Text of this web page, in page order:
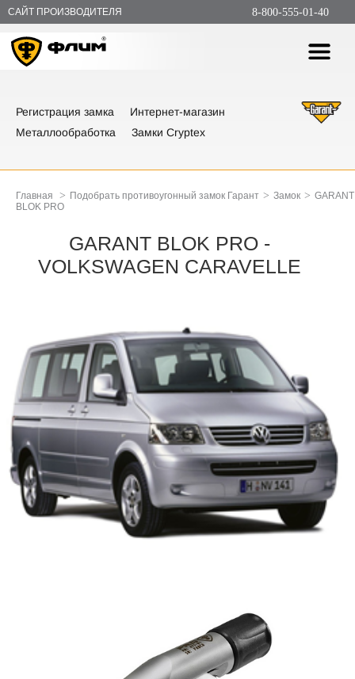
САЙТ ПРОИЗВОДИТЕЛЯ 8-800-555-01-40
Регистрация замка
Интернет-магазин
Металлообработка
Замки Cryptex
Главная > Подобрать противоугонный замок Гарант > Замок > GARANT
BLOK PRO
GARANT BLOK PRO -
VOLKSWAGEN CARAVELLE